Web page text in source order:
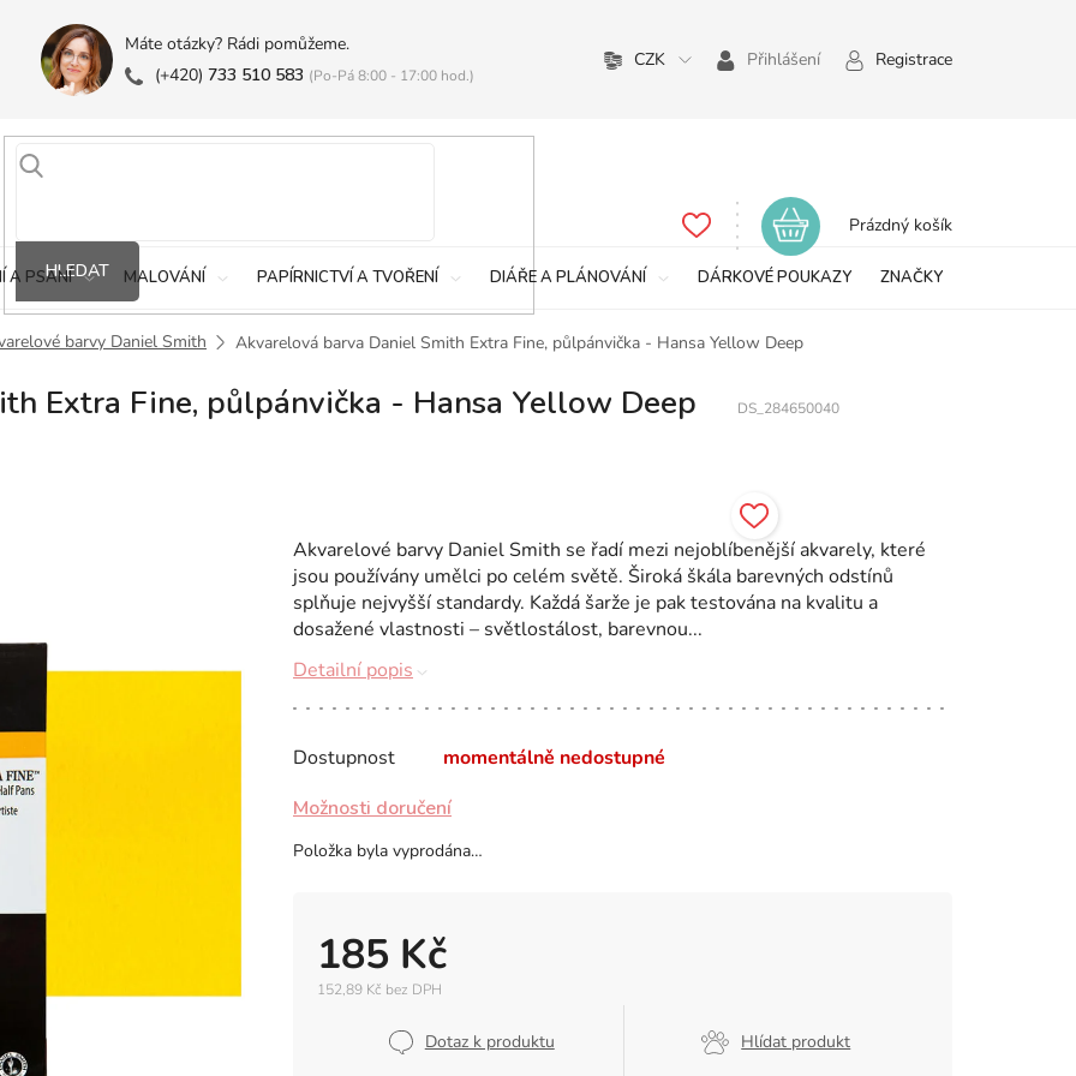
Máte otázky? Rádi pomůžeme.
(+420) 733 510 583 (Po-Pá 8:00 - 17:00 hod.)
CZK Přihlášení Registrace
HLEDAT
Nákupní
Prázdný košík
A PSANÍ MALOVÁNÍ PAPÍRNICTVÍ A TVOŘENÍ DIÁŘE A PLÁNOVÁNÍ DÁRKOVÉ POUKAZY ZNAČKY
barvy Daniel Smith Akvarelová barva Daniel Smith Extra Fine, půlpánvička - Hansa Yellow Deep
Extra Fine, půlpánvička - Hansa Yellow Deep DS_284650040
Dostupnost momentálně nedostupné
185 Kč
152,89 Kč bez DPH
Dotaz k produktu Hlídat produkt
Možnosti doručení
Položka byla vyprodána…
Akvarelové barvy Daniel Smith se řadí mezi nejoblíbenější akvarely, které
jsou používány umělci po celém světě. Široká škála barevných odstínů
splňuje nejvyšší standardy. Každá šarže je pak testována na kvalitu a
dosažené vlastnosti – světlostálost, barevnou...
Detailní popis